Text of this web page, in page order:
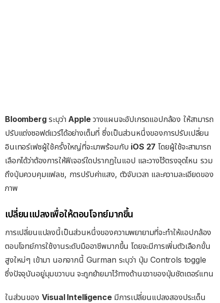
Bloombergระบุว่าAppleวางแผนจะอัปเกรดแอปกล้อง ให้สามารถ
ปรับแต่งซอฟต์แวร์ได้อย่างเต็มที่ ซึ่งเป็นส่วนหนึ่งของการปรับเปลี่ยน
อินเทอร์เฟซผู้ใช้ครั้งใหญ่ที่จะมาพร้อมกับ iOS 27 โดยผู้ใช้จะสามารถ
เลือกได้ว่าต้องการให้ฟีเจอร์ใดปรากฏในแอป และวางไว้ตรงจุดไหน รวม
ถึงปุ่มควบคุมแฟลช, การปรับค่าแสง, ตัวจับเวลา และความละเอียดของ
ภาพ
เปลี่ยนแปลงเพื่อให้ตอบโจทย์มากขึ้น
การเปลี่ยนแปลงนี้เป็นส่วนหนึ่งของความพยายามที่จะทำให้แอปกล้อง
ตอบโจทย์การใช้งานระดับมืออาชีพมากขึ้น โดยจะมีการเพิ่มตัวเลือกขั้น
สูงใหม่ๆ เข้ามา นอกจากนี้ Gurman ระบุว่า ปุ่ม Controls toggle
ซึ่งปัจจุบันอยู่มุมขวาบน จะถูกย้ายมาไว้ทางด้านขวาของปุ่มชัตเตอร์แทน
ในส่วนของ Visual Intelligenceมีการเปลี่ยนแปลงสองประเด็น